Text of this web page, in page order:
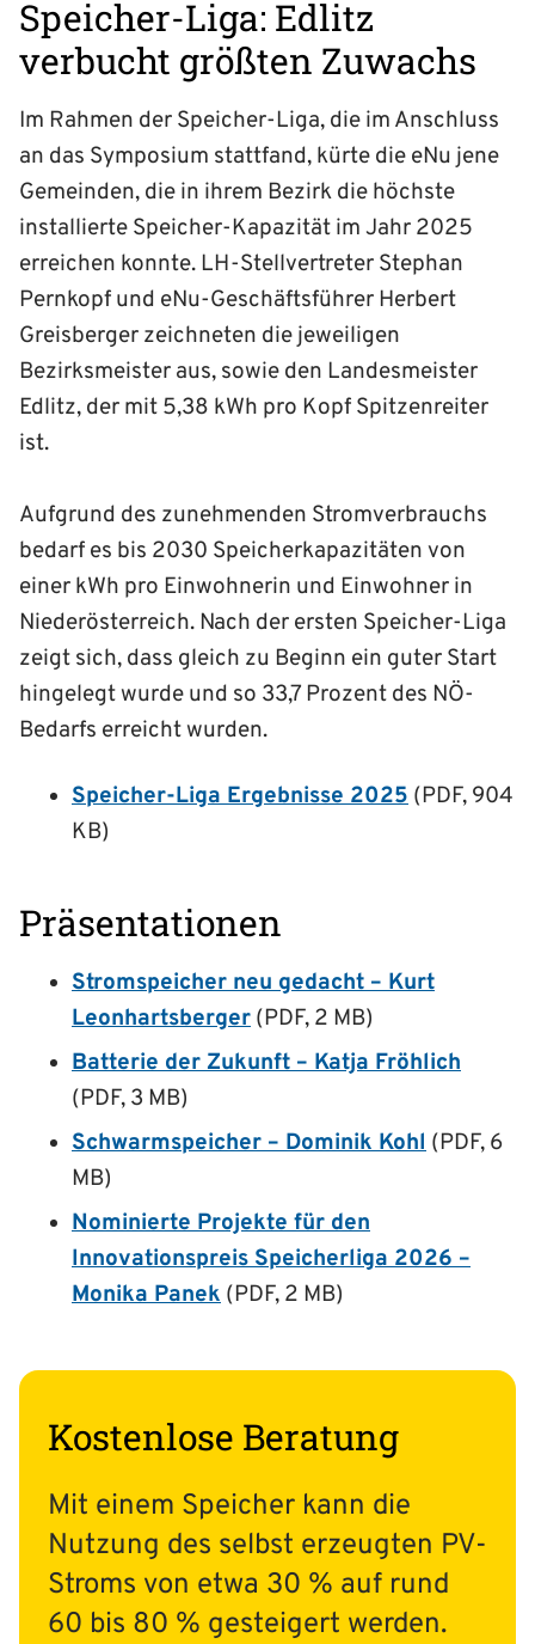
Speicher-Liga: Edlitz
verbucht größten Zuwachs
Im Rahmen der Speicher-Liga, die im Anschluss
an das Symposium stattfand, kürte die eNu jene
Gemeinden, die in ihrem Bezirk die höchste
installierte Speicher-Kapazität im Jahr 2025
erreichen konnte. LH-Stellvertreter Stephan
Pernkopf und eNu-Geschäftsführer Herbert
Greisberger zeichneten die jeweiligen
Bezirksmeister aus, sowie den Landesmeister
Edlitz, der mit 5,38 kWh pro Kopf Spitzenreiter
ist.
Aufgrund des zunehmenden Stromverbrauchs
bedarf es bis 2030 Speicherkapazitäten von
einer kWh pro Einwohnerin und Einwohner in
Niederösterreich. Nach der ersten Speicher-Liga
zeigt sich, dass gleich zu Beginn ein guter Start
hingelegt wurde und so 33,7 Prozent des NÖ-
Bedarfs erreicht wurden.
Speicher-Liga Ergebnisse 2025 (PDF, 904
KB)
Präsentationen
Stromspeicher neu gedacht – Kurt
Leonhartsberger (PDF, 2 MB)
Batterie der Zukunft – Katja Fröhlich
(PDF, 3 MB)
Schwarmspeicher – Dominik Kohl (PDF, 6
MB)
Nominierte Projekte für den
Innovationspreis Speicherliga 2026 –
Monika Panek (PDF, 2 MB)
Kostenlose Beratung
Mit einem Speicher kann die
Nutzung des selbst erzeugten PV-
Stroms von etwa 30 % auf rund
60 bis 80 % gesteigert werden.